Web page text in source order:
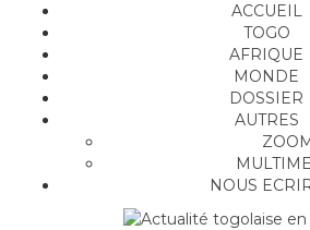
ACCUEIL
TOGO
AFRIQUE
MONDE
DOSSIER
AUTRES
NOUS